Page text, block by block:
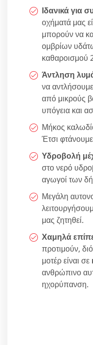
Ιδανικά για
οχήματά μας
μπορούν να
ομβρίων
καθαροισμού
Άντληση
να
από μικρούς
υπόγεια και
Μήκος
Έτσι
Υδροβολή
στο νερό
αγωγοί των
Μεγάλη
μας ζητηθεί.
Χαμηλά
προτιμούν,
μοτέρ είναι σε
ανθρώπινο
ηχορύπανση.